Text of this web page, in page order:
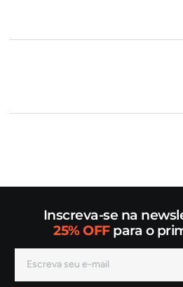
Inscreva-se na
25% OFFpara o